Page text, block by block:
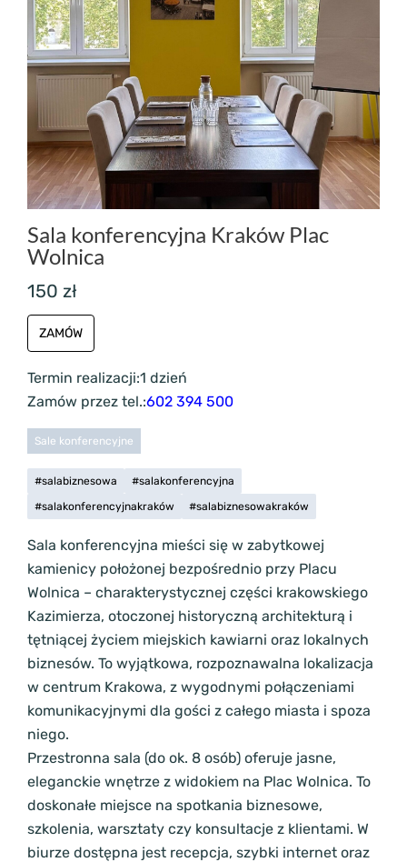
Sala konferencyjna Kraków Plac
Wolnica
150 zł
ZAMÓW
Termin realizacji:1 dzień
Zamów przez tel.:602 394 500
Sale konferencyjne
#salabiznesowa
#salakonferencyjna
#salakonferencyjnakraków
#salabiznesowakraków
Sala konferencyjna mieści się w zabytkowej
kamienicy położonej bezpośrednio przy Placu
Wolnica – charakterystycznej części krakowskiego
Kazimierza, otoczonej historyczną architekturą i
tętniącej życiem miejskich kawiarni oraz lokalnych
biznesów. To wyjątkowa, rozpoznawalna lokalizacja
w centrum Krakowa, z wygodnymi połączeniami
komunikacyjnymi dla gości z całego miasta i spoza
niego.
Przestronna sala (do ok. 8 osób) oferuje jasne,
eleganckie wnętrze z widokiem na Plac Wolnica. To
doskonałe miejsce na spotkania biznesowe,
szkolenia, warsztaty czy konsultacje z klientami. W
biurze dostępna jest recepcja, szybki internet oraz